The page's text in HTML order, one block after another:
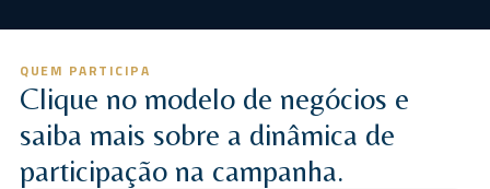
QUEM PARTICIPA
Clique no modelo de negócios e
saiba mais sobre a dinâmica de
participação na campanha.